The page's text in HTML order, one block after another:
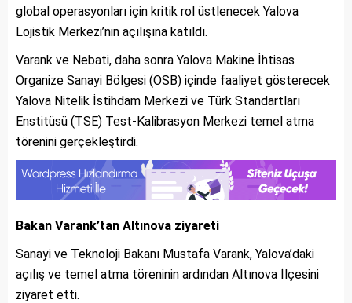
global operasyonları için kritik rol üstlenecek Yalova
Lojistik Merkezi’nin açılışına katıldı.
Varank ve Nebati, daha sonra Yalova Makine İhtisas
Organize Sanayi Bölgesi (OSB) içinde faaliyet gösterecek
Yalova Nitelik İstihdam Merkezi ve Türk Standartları
Enstitüsü (TSE) Test-Kalibrasyon Merkezi temel atma
törenini gerçekleştirdi.
Bakan Varank’tan Altınova ziyareti
Sanayi ve Teknoloji Bakanı Mustafa Varank, Yalova’daki
açılış ve temel atma töreninin ardından Altınova İlçesini
ziyaret etti.